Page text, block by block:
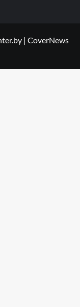
| CoverNews